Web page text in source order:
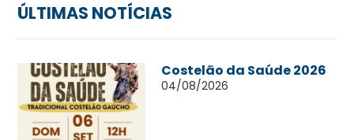
ÚLTIMAS NOTÍCIAS
Costelão da Saúde 2026
04/08/2026